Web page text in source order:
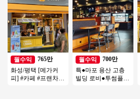
월수익
765만
화성/평택 [메가커
피] #카페 #프랜차이
월수익
700만
특●마포 용산 고층
빌딩 로비●투썸플레